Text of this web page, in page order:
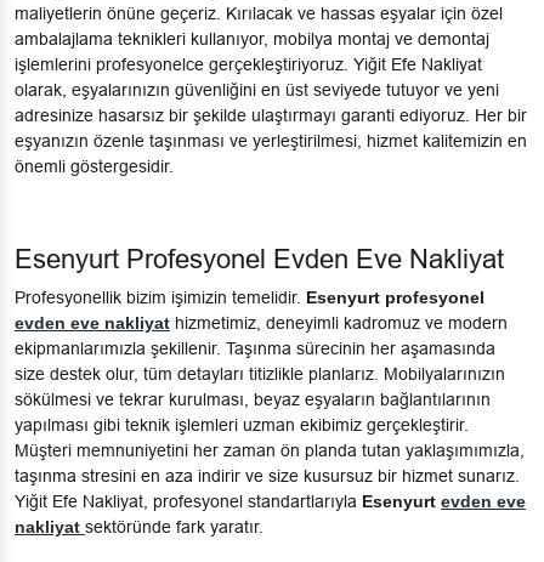
maliyetlerin önüne geçeriz. Kırılacak ve hassas eşyalar için özel
ambalajlama teknikleri kullanıyor, mobilya montaj ve demontaj
işlemlerini profesyonelce gerçekleştiriyoruz. Yiğit Efe Nakliyat
olarak, eşyalarınızın güvenliğini en üst seviyede tutuyor ve yeni
adresinize hasarsız bir şekilde ulaştırmayı garanti ediyoruz. Her bir
eşyanızın özenle taşınması ve yerleştirilmesi, hizmet kalitemizin en
önemli göstergesidir.
Esenyurt Profesyonel Evden Eve Nakliyat
Profesyonellik bizim işimizin temelidir. Esenyurt profesyonel
evden eve nakliyat hizmetimiz, deneyimli kadromuz ve modern
ekipmanlarımızla şekillenir. Taşınma sürecinin her aşamasında
size destek olur, tüm detayları titizlikle planlarız. Mobilyalarınızın
sökülmesi ve tekrar kurulması, beyaz eşyaların bağlantılarının
yapılması gibi teknik işlemleri uzman ekibimiz gerçekleştirir.
Müşteri memnuniyetini her zaman ön planda tutan yaklaşımımızla,
taşınma stresini en aza indirir ve size kusursuz bir hizmet sunarız.
Yiğit Efe Nakliyat, profesyonel standartlarıyla Esenyurt evden eve
nakliyat sektöründe fark yaratır.